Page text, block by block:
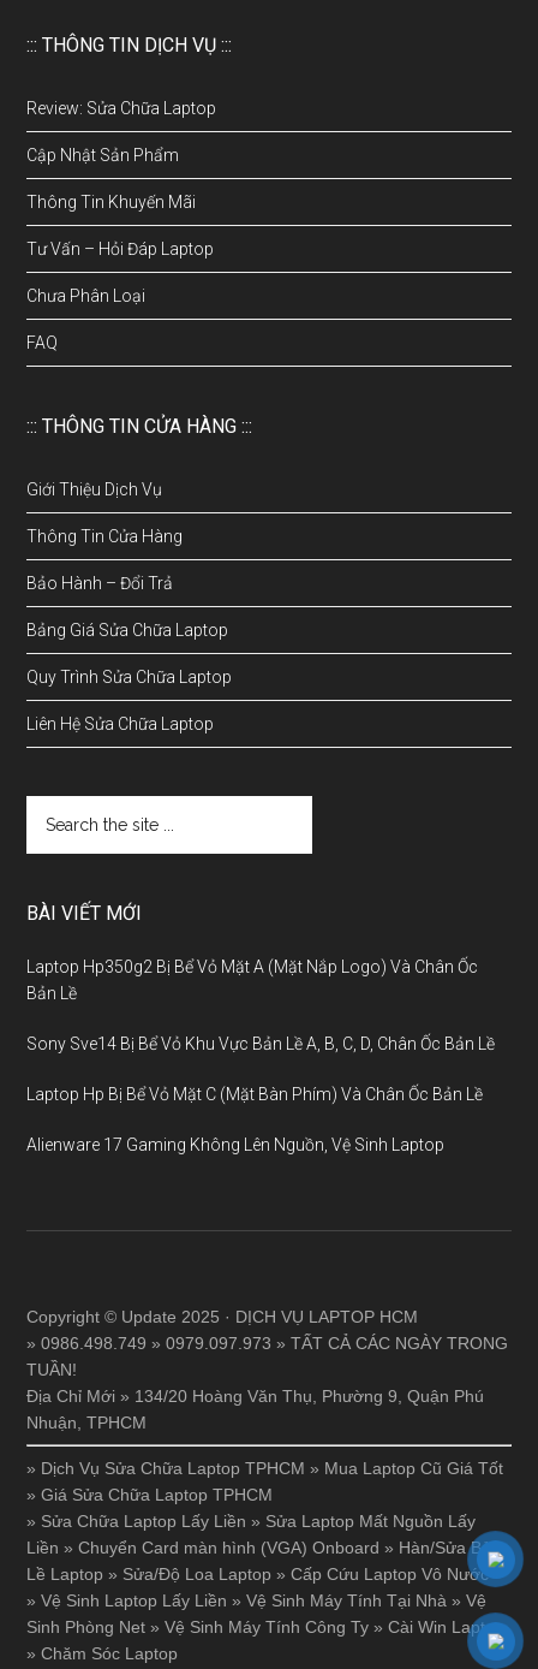
::: THÔNG TIN DỊCH VỤ :::
Review: Sửa Chữa Laptop
Cập Nhật Sản Phẩm
Thông Tin Khuyến Mãi
Tư Vấn – Hỏi Đáp Laptop
Chưa Phân Loại
FAQ
::: THÔNG TIN CỬA HÀNG :::
Giới Thiệu Dịch Vụ
Thông Tin Cửa Hàng
Bảo Hành – Đổi Trả
Bảng Giá Sửa Chữa Laptop
Quy Trình Sửa Chữa Laptop
Liên Hệ Sửa Chữa Laptop
BÀI VIẾT MỚI
Laptop Hp350g2 Bị Bể Vỏ Mặt A (Mặt Nắp Logo) Và Chân Ốc
Bản Lề
Sony Sve14 Bị Bể Vỏ Khu Vực Bản Lề A, B, C, D, Chân Ốc Bản Lề
Laptop Hp Bị Bể Vỏ Mặt C (Mặt Bàn Phím) Và Chân Ốc Bản Lề
Alienware 17 Gaming Không Lên Nguồn, Vệ Sinh Laptop
Copyright © Update 2025 · DỊCH VỤ LAPTOP HCM
» 0986.498.749 » 0979.097.973 » TẤT CẢ CÁC NGÀY TRONG
TUẦN!
Địa Chỉ Mới » 134/20 Hoàng Văn Thụ, Phường 9, Quận Phú
Nhuận, TPHCM
» Dịch Vụ Sửa Chữa Laptop TPHCM » Mua Laptop Cũ Giá Tốt
»Giá Sửa Chữa Laptop TPHCM
» Sửa Chữa Laptop Lấy Liền » Sửa Laptop Mất Nguồn Lấy
Liền »Chuyển Card màn hình (VGA) Onboard » Hàn/Sửa Bản
Lề Laptop » Sửa/Độ Loa Laptop »Cấp Cứu Laptop Vô Nước
»Vệ Sinh Laptop Lấy Liền »Vệ Sinh Máy Tính Tại Nhà »Vệ
Sinh Phòng Net »Vệ Sinh Máy Tính Công Ty »Cài Win Laptop
»Chăm Sóc Laptop